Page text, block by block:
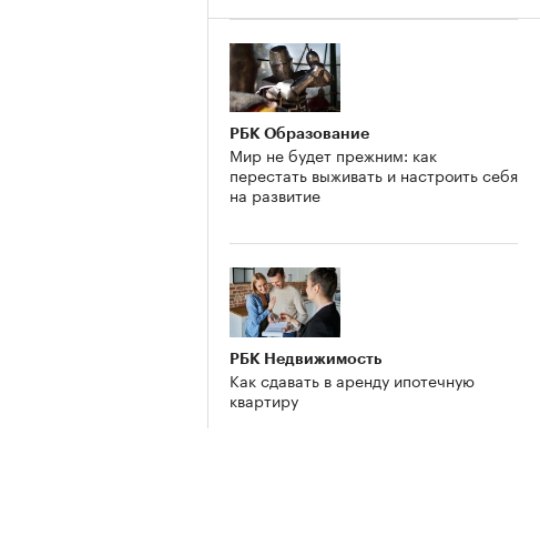
РБК Образование
Мир не будет прежним: как
перестать выживать и настроить себя
на развитие
РБК Недвижимость
Как сдавать в аренду ипотечную
квартиру